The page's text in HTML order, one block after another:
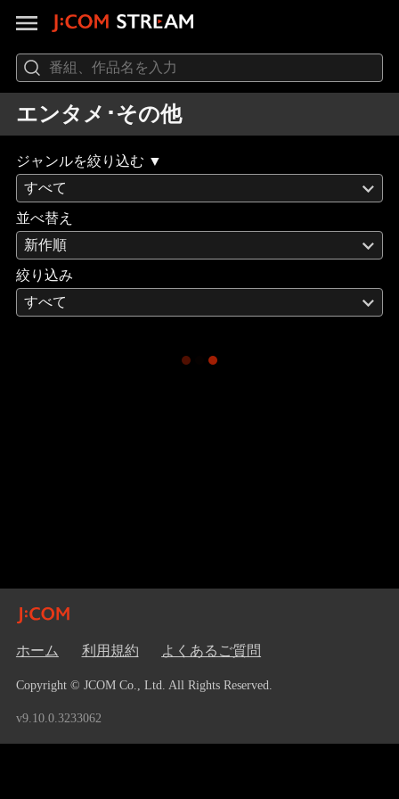
エンタメ･その他
ジャンルを絞り込む ▼
すべて
並べ替え
新作順
絞り込み
すべて
ホーム 利用規約 よくあるご質問
Copyright © JCOM Co., Ltd. All Rights Reserved.
v9.10.0.3233062